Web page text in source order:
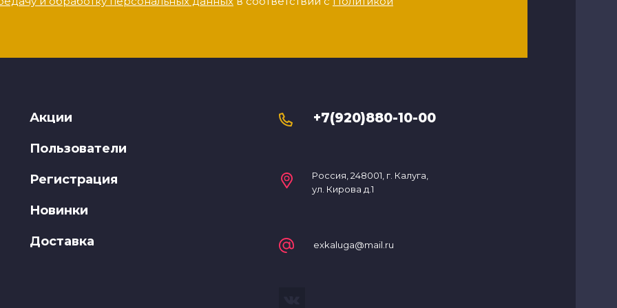
Акции
Пользователи
Регистрация
Новинки
Доставка
+7(920)880-10-00
Россия, 248001, г. Калуга,
ул. Кирова д.1
exkaluga@mail.ru